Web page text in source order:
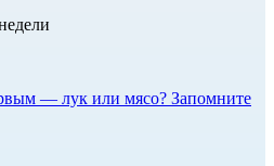
— лук или мясо? Запомните